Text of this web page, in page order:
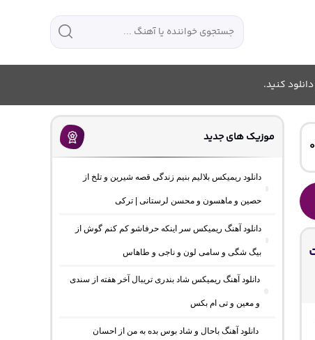
کنید.
موزیک های جدید
دانلود ریمیکس بلالیم بنیم زندگی قصه شیرین و تلخ از
حصین و ماهسون و محسن لرستانی | ترکی
دانلود آهنگ ریمیکس سر اینکه حرفاشو کم کنم گوش از
بیگ شگی و سامی لون و ناجی و طاهاس
دانلود آهنگ ریمیکس شاد بندری تریبال آخر هفته از سندی
و معین و تی ام بکس
دانلود آهنگ باحال و شاد بوس بده به من از احسان